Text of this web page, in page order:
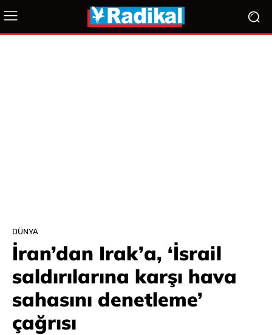
DÜNYA
İran’dan Irak’a, ‘İsrail
saldırılarına karşı hava
sahasını denetleme’
çağrısı